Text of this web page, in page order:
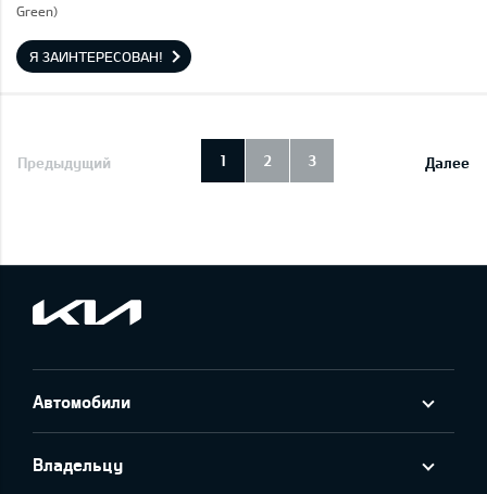
Green)
Я ЗАИНТЕРЕСОВАН!
Предыдущий Далее
1 2 3
Автомобили
Владельцу